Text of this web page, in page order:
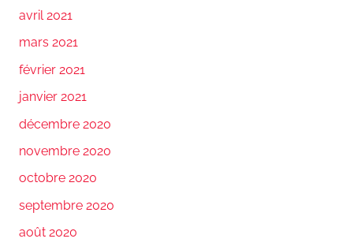
avril 2021
mars 2021
février 2021
janvier 2021
décembre 2020
novembre 2020
octobre 2020
septembre 2020
août 2020